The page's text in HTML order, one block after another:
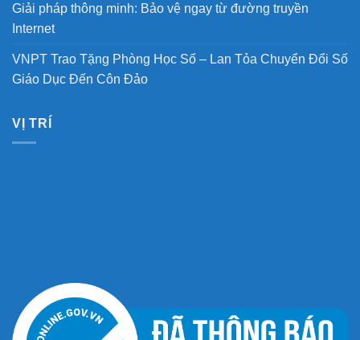
Giải pháp thông minh: Bảo vệ ngay từ đường truyền
Internet
VNPT Trao Tặng Phòng Học Số – Lan Tỏa Chuyển Đổi Số
Giáo Dục Đến Côn Đảo
VỊ TRÍ